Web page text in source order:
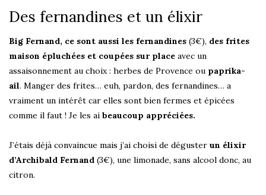
Des fernandines et un élixir
Big Fernand, ce sont aussi les fernandines (3€), des frites
maison épluchées et coupées sur place avec un
assaisonnement au choix : herbes de Provence ou paprika-
ail. Manger des frites… euh, pardon, des fernandines… a
vraiment un intérêt car elles sont bien fermes et épicées
comme il faut ! Je les ai beaucoup appréciées.
J’étais déjà convaincue mais j’ai choisi de déguster un élixir
d’Archibald Fernand (3€), une limonade, sans alcool donc, au
citron.